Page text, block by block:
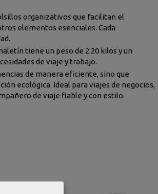
organizativos que facilitan el
elementos esenciales. Cada
tiene un peso de 2.20 kilos y un
de viaje y trabajo.
de manera eficiente, sino que
ecológica. Ideal para viajes de negocios,
de viaje fiable y con estilo.